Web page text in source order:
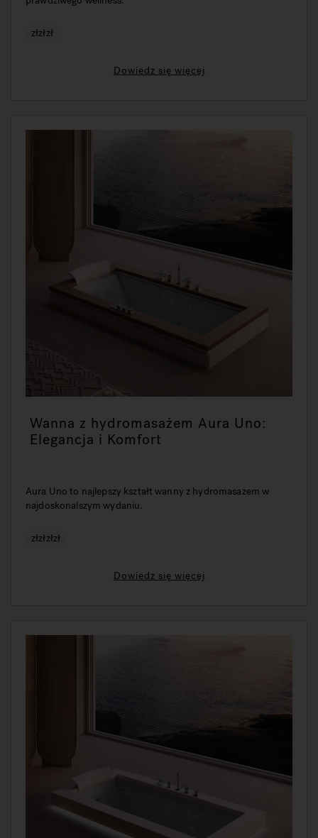
złzłzł
Dowiedz się więcej
Wanna z hydromasażem Aura Uno:
Elegancja i Komfort
Aura Uno to najlepszy kształt wanny z hydromasażem w
najdoskonalszym wydaniu.
złzłzłzł
Dowiedz się więcej